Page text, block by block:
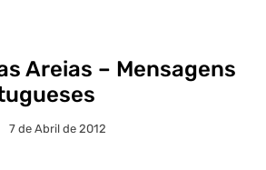
Areias – Mensagens
7 de Abril de 2012